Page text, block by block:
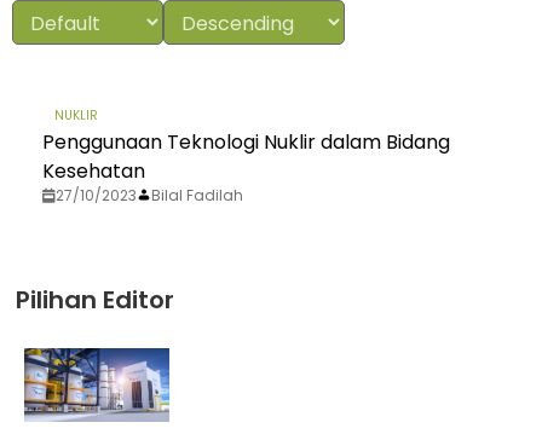
NUKLIR
Penggunaan Teknologi Nuklir dalam Bidang
Kesehatan
27/10/2023 Bilal Fadilah
Pilihan Editor